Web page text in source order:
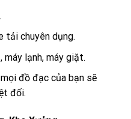
tải chuyên dụng.
lạnh, máy giặt.
đồ đạc của bạn sẽ
đối.